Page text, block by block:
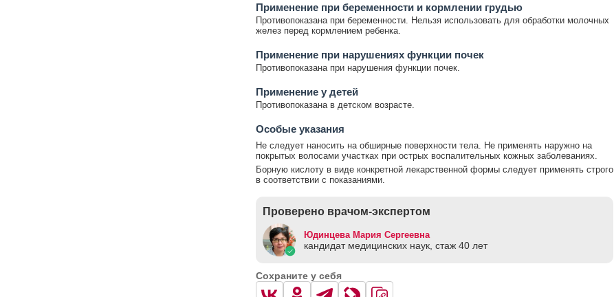
Применение при беременности и кормлении грудью
Противопоказана при беременности. Нельзя использовать для обработки молочных
желез перед кормлением ребенка.
Применение при нарушениях функции почек
Противопоказана при нарушения функции почек.
Применение у детей
Противопоказана в детском возрасте.
Особые указания
Не следует наносить на обширные поверхности тела. Не применять наружно на
покрытых волосами участках при острых воспалительных кожных заболеваниях.
Борную кислоту в виде конкретной лекарственной формы следует применять строго
в соответствии с показаниями.
Проверено врачом-экспертом
Юдинцева Мария Сергеевна
кандидат медицинских наук, стаж 40 лет
Сохраните у себя